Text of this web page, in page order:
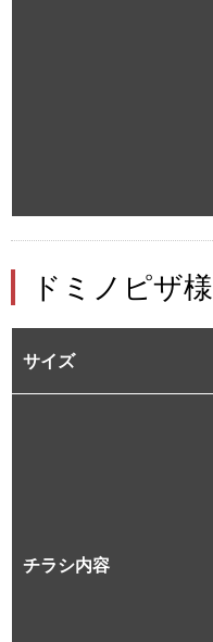
ドミノピザ様
サイズ
チラシ内容